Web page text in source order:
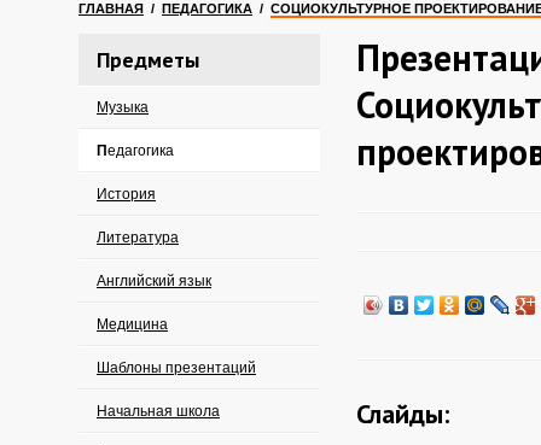
ГЛАВНАЯ / ПЕДАГОГИКА / СОЦИОКУЛЬТУРНОЕ
Предметы
Музыка
Педагогика
История
Литература
Английский язык
Медицина
Шаблоны презентаций
Начальная школа Слайды: